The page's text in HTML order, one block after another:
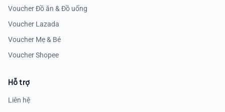
Voucher Đồ ăn & Đồ uống
Voucher Lazada
Voucher Mẹ & Bé
Voucher Shopee
Hỗ trợ
Liên hệ